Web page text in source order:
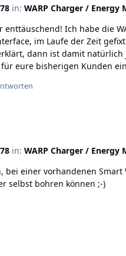
in: WARP Charger / Energy
Ich habe die
im Laufe der Zeit
dann ist damit
eure bisherigen Kunden
ob sie bei euch
in: WARP Charger / Energy
einer vorhandenen
selbst bohren können ;-)